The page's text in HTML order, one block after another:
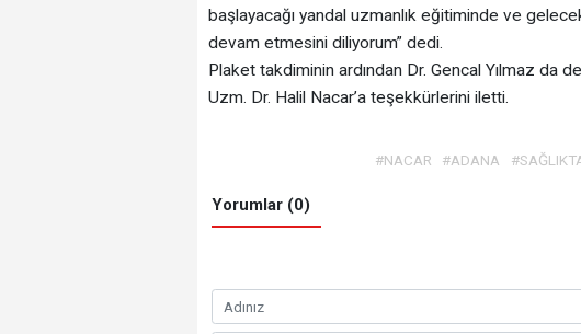
başlayacağı yandal uzmanlık eğitiminde ve
devam etmesini diliyorum” dedi.
Plaket takdiminin ardından Dr. Gencal Yılmaz da
Uzm. Dr. Halil Nacar’a teşekkürlerini iletti.
#NACAR #ADANA
Yorumlar (0)